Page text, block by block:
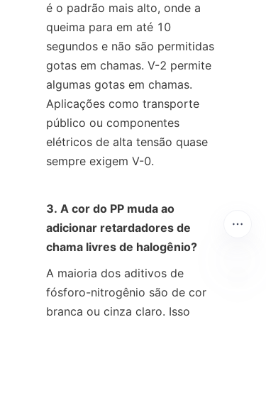
é o padrão mais alto, onde a
queima para em até 10
segundos e não são permitidas
gotas em chamas. V-2 permite
algumas gotas em chamas.
Aplicações como transporte
público ou componentes
elétricos de alta tensão quase
sempre exigem V-0.
3. A cor do PP muda ao
adicionar retardadores de
chama livres de halogênio?
A maioria dos aditivos de
fósforo-nitrogênio são de cor
branca ou cinza claro. Isso